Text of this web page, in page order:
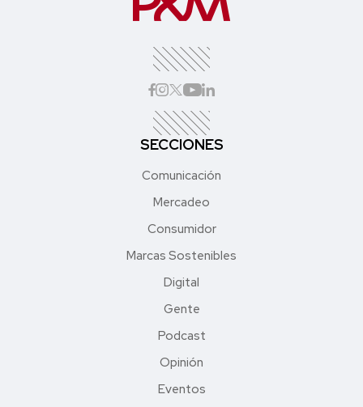
SECCIONES
Comunicación
Mercadeo
Consumidor
Marcas Sostenibles
Digital
Gente
Podcast
Opinión
Eventos